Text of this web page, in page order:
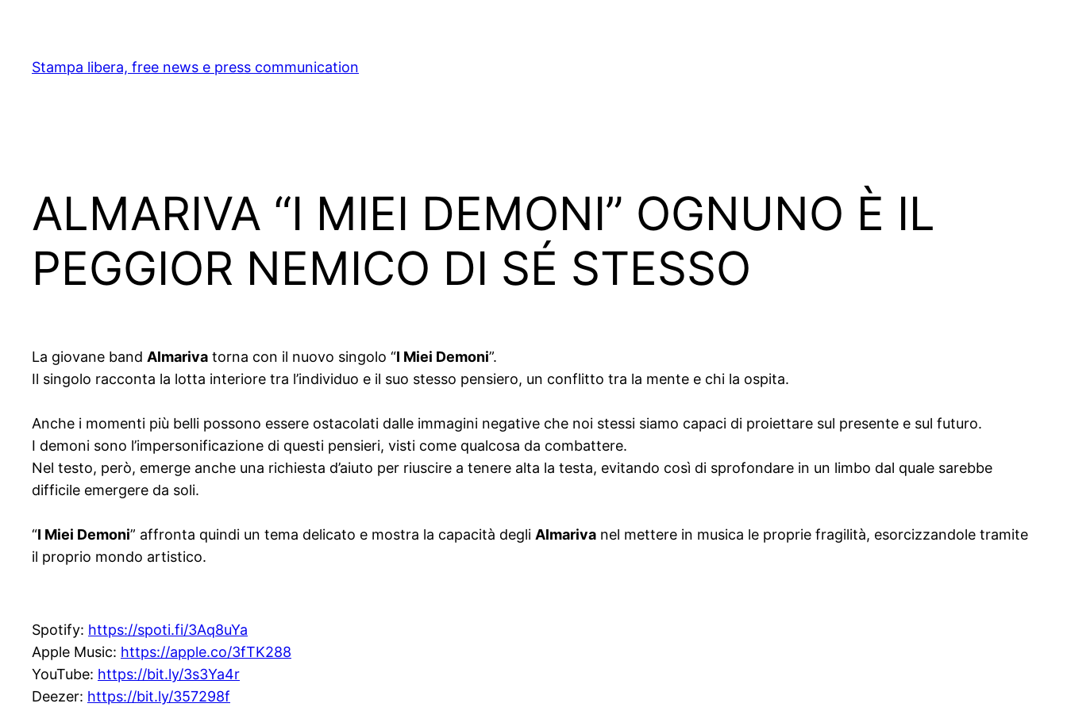
content
Stampa libera, free news e press communication
ALMARIVA “I MIEI DEMONI” OGNUNO È IL
PEGGIOR NEMICO DI SÉ STESSO
La giovane band Almariva torna con il nuovo singolo “I Miei Demoni”.
Il singolo racconta la lotta interiore tra l’individuo e il suo stesso pensiero, un conflitto tra la mente e chi la ospita.
Anche i momenti più belli possono essere ostacolati dalle immagini negative che noi stessi siamo capaci di proiettare sul presente e sul futuro.
I demoni sono l’impersonificazione di questi pensieri, visti come qualcosa da combattere.
Nel testo, però, emerge anche una richiesta d’aiuto per riuscire a tenere alta la testa, evitando così di sprofondare in un limbo dal quale sarebbe
difficile emergere da soli.
“I Miei Demoni” affronta quindi un tema delicato e mostra la capacità degli Almariva nel mettere in musica le proprie fragilità, esorcizzandole tramite
il proprio mondo artistico.
Spotify: https://spoti.fi/3Aq8uYa
Apple Music: https://apple.co/3fTK288
YouTube: https://bit.ly/3s3Ya4r
Deezer: https://bit.ly/357298f